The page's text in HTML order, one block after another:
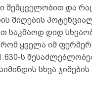
შემცველობით და
მიღების
საკმაოდ დიდ
ყველა იმ
ს
სხვა ჯიშების